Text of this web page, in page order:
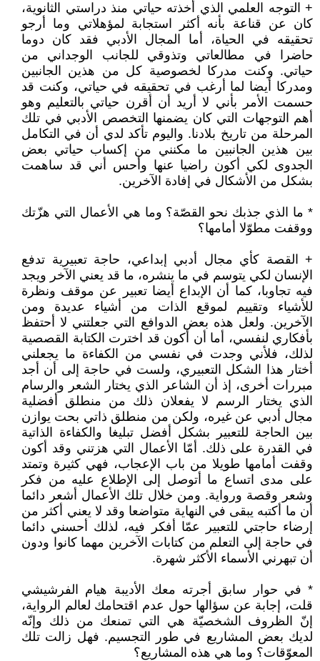
+ التوجه العلمي الذي أخذته حياتي منذ دراستي الثانوية،
كان عن قناعة بأنه أكثر استجابة لمؤهلاتي وما أرجو
تحقيقه في الحياة، أما المجال الأدبي فقد كان دوما
حاضرا في مطالعاتي وتذوقي للجانب الوجداني من
حياتي. وكنت مدركا لخصوصية كل من هذين الجانبين
ومدركا أيضا لما أرغب في تحقيقه في حياتي، وكنت قد
حسمت الأمر بأني لا أريد أن أقرن حياتي بالتعليم وهو
أهم التوجهات التي كان يضمنها التخصص الأدبي في تلك
المرحلة من تاريخ بلادنا. واليوم تأكد لدي أن في التكامل
بين هذين الجانبين ما مكنني من إكساب حياتي بعض
الجدوى لكي أكون راضيا عنها وأحس أني قد ساهمت
بشكل من الأشكال في إفادة الآخرين.
* ما الذي جذبك نحو القصّة؟ وما هي الأعمال التي هزّتك
ووقفت مطوّلا أمامها؟
+ القصة كأي مجال أدبي إبداعي، حاجة تعبيرية تدفع
الإنسان لكي يتوسم في ما ينشره، ما قد يعني الآخر ويجد
فيه تجاوبا، كما أن الإبداع أيضا تعبير عن موقف ونظرة
للأشياء وتقييم لموقع الذات من أشياء عديدة ومن
الآخرين. ولعل هذه بعض الدوافع التي جعلتني لا أحتفظ
بأفكاري لنفسي، أما أن أكون قد اخترت الكتابة القصصية
لذلك، فلأني وجدت في نفسي من الكفاءة ما يجعلني
أختار هذا الشكل التعبيري، ولست في حاجة إلى أن أجد
مبررات أخرى، إذ أن الشاعر الذي يختار الشعر والرسام
الذي يختار الرسم لا يفعلان ذلك من منطلق أفضلية
مجال أدبي عن غيره، ولكن من منطلق ذاتي بحت يوازن
بين الحاجة للتعبير بشكل أفضل تبليغا والكفاءة الذاتية
في القدرة على ذلك. أمّا الأعمال التي هزتني وقد أكون
وقفت أمامها طويلا من باب الإعجاب، فهي كثيرة وتمتد
على مدى اتساع ما أتوصل إلى الإطلاع عليه من فكر
وشعر وقصة ورواية. ومن خلال تلك الأعمال أشعر دائما
أن ما أكتبه يبقى في النهاية متواضعا وقد لا يعني أكثر من
إرضاء حاجتي للتعبير عمّا أفكر فيه، لذلك أحسني دائما
في حاجة إلى التعلم من كتابات الآخرين مهما كانوا ودون
أن تبهرني الأسماء الأكثر شهرة.
* في حوار سابق أجرته معك الأديبة هيام الفرشيشي
قلت، إجابة عن سؤالها حول عدم اقتحامك لعالم الرواية،
إنّ الظروف الشخصيّة هي التي تمنعك من ذلك وإنّه
لديك بعض المشاريع في طور التجسيم. فهل زالت تلك
المعوّقات؟ وما هي هذه المشاريع؟